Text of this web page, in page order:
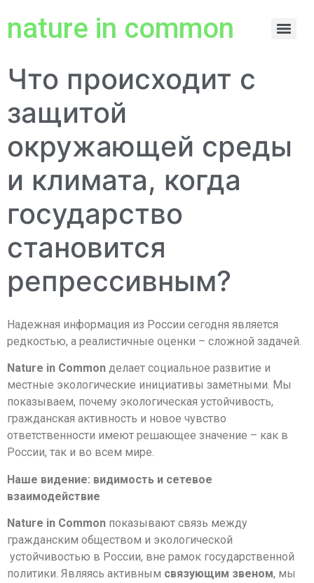
nature in common
Что происходит с
защитой
окружающей среды
и климата, когда
государство
становится
репрессивным?
Надежная информация из России сегодня является
редкостью, а реалистичные оценки – сложной задачей.
Nature in Common делает социальное развитие и
местные экологические инициативы заметными. Мы
показываем, почему экологическая устойчивость,
гражданская активность и новое чувство
ответственности имеют решающее значение – как в
России, так и во всем мире.
Наше видение: видимость и сетевое
взаимодействие
Nature in Common показывают связь между
гражданским обществом и экологической
устойчивостью в России, вне рамок государственной
политики. Являясь активным связующим звеном, мы